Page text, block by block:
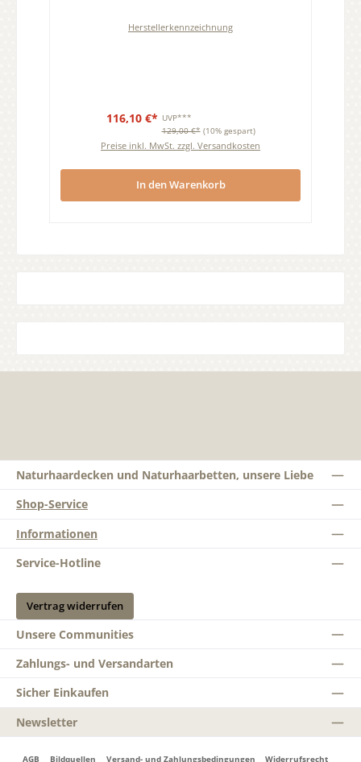
Herstellerkennzeichnung
116,10 €* UVP***
129,00 €* (10% gespart)
Preise inkl. MwSt. zzgl. Versandkosten
In den Warenkorb
Naturhaardecken und Naturhaarbetten, unsere Liebe
Shop-Service
Informationen
Service-Hotline
Vertrag widerrufen
Unsere Communities
Zahlungs- und Versandarten
Sicher Einkaufen
Newsletter
AGB Bildquellen Versand- und Zahlungsbedingungen Widerrufsrecht